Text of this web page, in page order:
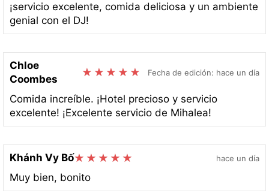
¡servicio excelente, comida deliciosa y un ambiente
genial con el DJ!
Chloe
Coombes
Fecha de edición: hace un día
Comida increíble. ¡Hotel precioso y servicio
excelente! ¡Excelente servicio de Mihalea!
Khánh Vy Bố hace un día
Muy bien, bonito